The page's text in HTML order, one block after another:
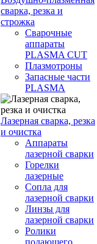
сварка, резка и
строжка
Сварочные
аппараты
PLASMA CUT
Плазмотроны
Запасные части
PLASMA
Лазерная сварка, резка
и очистка
Аппараты
лазерной сварки
Горелки
лазерные
Сопла для
лазерной сварки
Линзы для
лазерной сварки
Ролики
подающего